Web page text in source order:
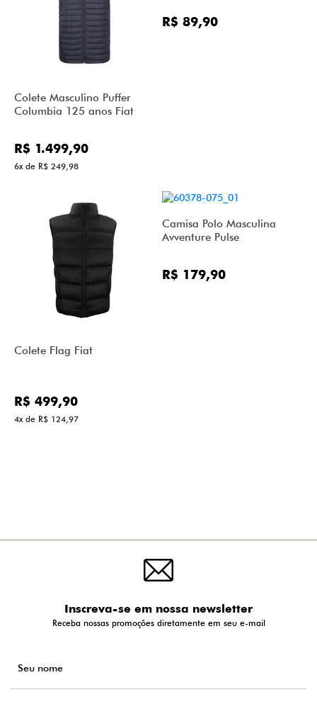
Colete Masculino Puffer
Columbia 125 anos Fiat
R$ 1.499,90
6x de R$ 249,98
R$ 89,90
Colete Flag Fiat
R$ 499,90
4x de R$ 124,97
Camisa Polo Masculina
Avventure Pulse
R$ 179,90
Inscreva-se em nossa newsletter
Receba nossas promoções diretamente em seu e-mail